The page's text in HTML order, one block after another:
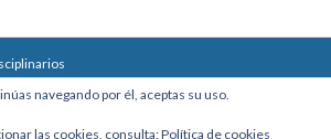
Edificio Arcadia, Mezzanine, Of. 101 - La Paz, Bolivia
73027636
navegando por él, aceptas su uso.
las cookies, consulta:Política de cookies